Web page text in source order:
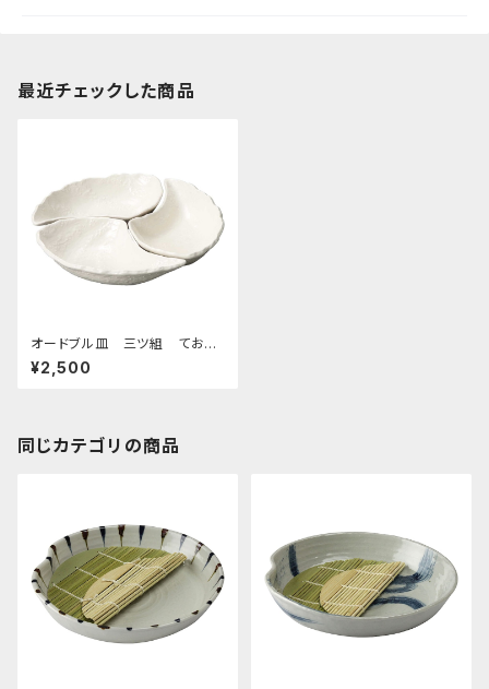
最近チェックした商品
オードブル皿 三ツ組 ておこ
しホワイト
¥2,500
同じカテゴリの商品